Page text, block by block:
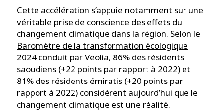
Cette accélération s’appuie notamment sur une
véritable prise de conscience des effets du
changement climatique dans la région. Selon le
Baromètre de la transformation écologique
2024 conduit par Veolia, 86% des résidents
saoudiens (+22 points par rapport à 2022) et
81% des résidents émiratis (+20 points par
rapport à 2022) considèrent aujourd’hui que le
changement climatique est une réalité.